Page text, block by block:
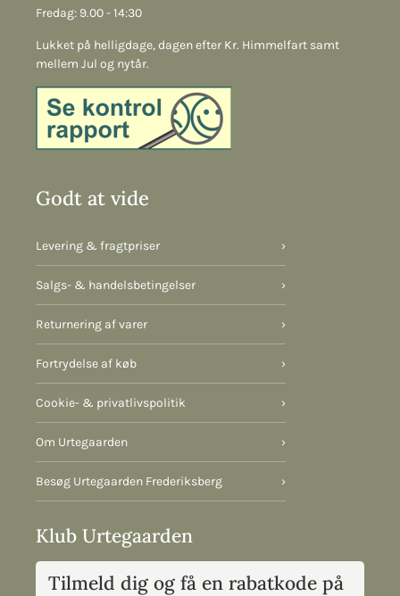
Fredag: 9.00 - 14:30
Lukket på helligdage, dagen efter Kr. Himmelfart samt
mellem Jul og nytår.
Godt at vide
Levering & fragtpriser ›
Salgs- & handelsbetingelser ›
Returnering af varer ›
Fortrydelse af køb ›
Cookie- & privatlivspolitik ›
Om Urtegaarden ›
Besøg Urtegaarden Frederiksberg ›
Klub Urtegaarden
Tilmeld dig og få en rabatkode på